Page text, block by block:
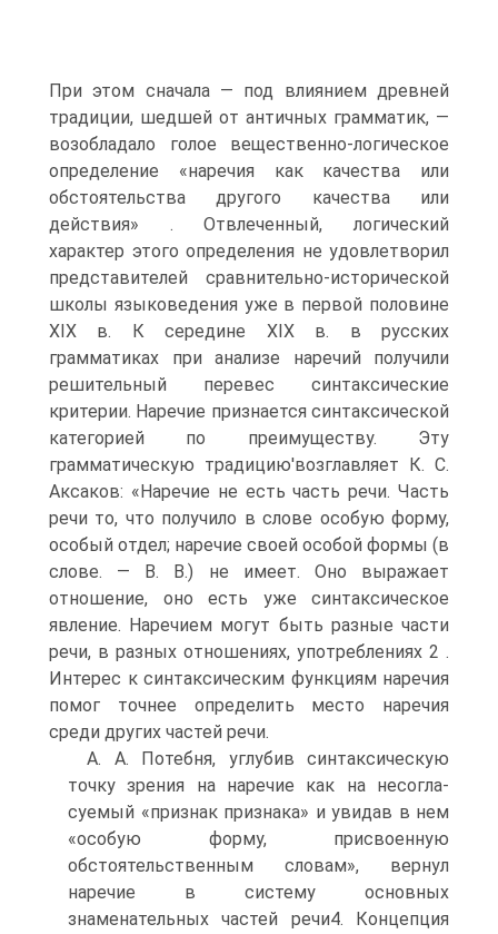
При этом сначала — под влиянием древней
традиции, шедшей от античных грамматик, —
возобладало голое вещественно-логическое
определение «наречия как качества или
обстоятельства другого качества или
действия» . Отвлеченный, логический
характер этого определения не удовлетворил
представителей сравнительно-исторической
школы языковедения уже в первой половине
XIX в. К середине XIX в. в русских
грамматиках при анализе наречий получили
решительный перевес синтаксические
критерии. Наречие признается синтаксической
категорией по преимуществу. Эту
грамматическую традицию'возглавляет К. С.
Аксаков: «Наречие не есть часть речи. Часть
речи то, что получило в слове особую форму,
особый отдел; наречие своей особой формы (в
слове. — В. В.) не имеет. Оно выражает
отношение, оно есть уже синтаксическое
явление. Наречием могут быть разные части
речи, в разных отношениях, употреблениях 2 .
Интерес к синтаксическим функциям наречия
помог точнее определить место наречия
среди других частей речи.
А. А. Потебня, углубив синтаксическую
точку зрения на наречие как на несогла-
суемый «признак признака» и увидав в нем
«особую форму, присвоенную
обстоятельственным словам», вернул
наречие в систему основных
знаменательных частей речи4. Концепция